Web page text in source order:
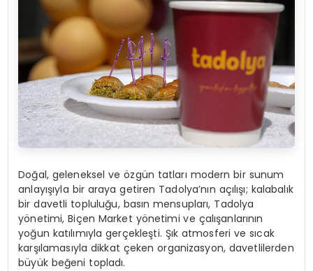
Doğal, geleneksel ve özgün tatları modern bir sunum
anlayışıyla bir araya getiren Tadolya’nın açılışı; kalabalık
bir davetli topluluğu, basın mensupları, Tadolya
yönetimi, Biçen Market yönetimi ve çalışanlarının
yoğun katılımıyla gerçekleşti. Şık atmosferi ve sıcak
karşılamasıyla dikkat çeken organizasyon, davetlilerden
büyük beğeni topladı.